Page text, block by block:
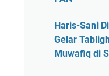
Haris-Sani
Gelar
Muwafiq di